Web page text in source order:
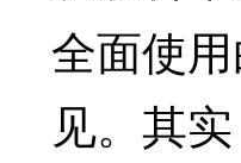
全面使
见。其